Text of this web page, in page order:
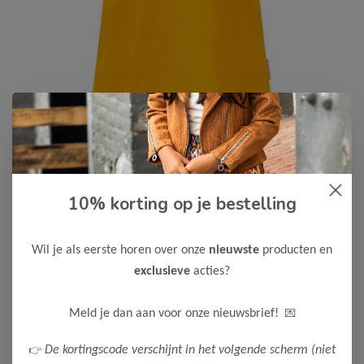
B.Nosy
B Nosy Meisjes Mini T-Shirt Bowi
10% korting op je bestelling
Wil je als eerste horen over onze nieuwste producten en
exclusieve acties?
Meld je dan aan voor onze nieuwsbrief! 💌
👉 De kortingscode verschijnt in het volgende scherm (niet